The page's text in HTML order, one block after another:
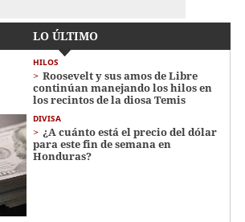
LO ÚLTIMO
HILOS
Roosevelt y sus amos de Libre
continúan manejando los hilos en
los recintos de la diosa Temis
DIVISA
¿A cuánto está el precio del dólar
para este fin de semana en
Honduras?